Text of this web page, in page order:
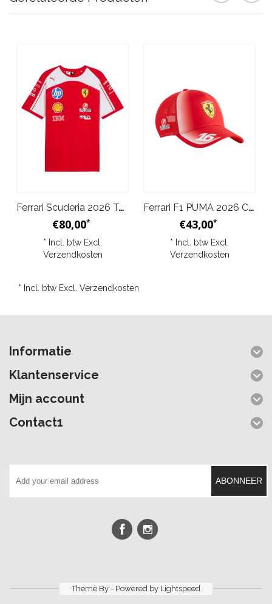
Ferrari Scuderia 2026 Team T-Shirt – Rood
€80,00*
* Incl. btw Excl.
Verzendkosten
Ferrari F1 PUMA 2026 Charles Leclerc Trucker Cap – Rood | Kinderen
€43,00*
* Incl. btw Excl.
Verzendkosten
* Incl. btw Excl. Verzendkosten
Informatie
Klantenservice
Mijn account
Contact1
ABONNEER
Theme By - Powered by Lightspeed